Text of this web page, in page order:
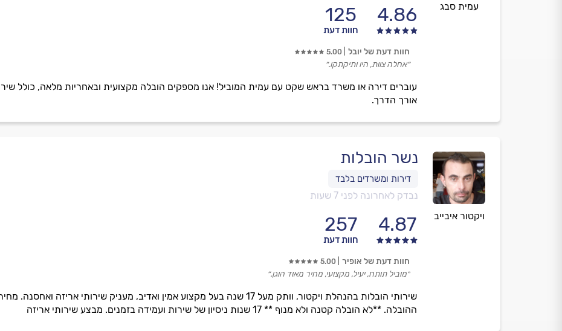
עמית סבג 4.86
125
חוות דעת
עוברים דירה או משרד בראש שקט עם עמית המוביל! אנו מספקים הובלה מקצועית ובאחריות מלאה, כולל
אורך הדרך.
חוות דעת של יובל 5.00
״אחלה צוות, היו ותיקתקו.״
ויקטור איבייב
נשר הובלות
נבדק לאחרונה לפני 7 שעות
4.87
257
חוות דעת
שירותי הובלות בהנהלת ויקטור, וותק מעל 17 שנה בעל מקצוע אמין ואדיב, מעניק שירותי
ההובלה. **לא הובלה קטנה ולא מנוף ** 17 שנות ניסיון של שירות ועמידה בזמנים. מבצע שירותי אריזה
חוות דעת של אופיר 5.00
״מוביל תותח, יעיל, מקצועי, מחיר מאוד הוגן.״